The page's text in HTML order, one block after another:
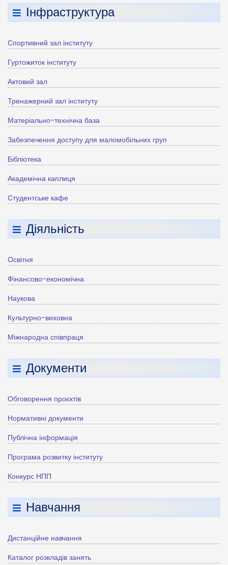
Інфраструктура
Спортивний зал інституту
Гуртожиток інституту
Актовий зал
Тренажерний зал інституту
Матеріально-технічна база
Забезпечення доступу для маломобільних груп
Бібліотека
Академічна каплиця
Студентське кафе
Діяльність
Освітня
Фінансово-економічна
Наукова
Культурно-виховна
Міжнародна співпраця
Документи
Обговорення проєктів
Нормативні документи
Публічна інформація
Програма розвитку інституту
Конкурс НПП
Навчання
Дистанційне навчання
Каталог розкладів занять